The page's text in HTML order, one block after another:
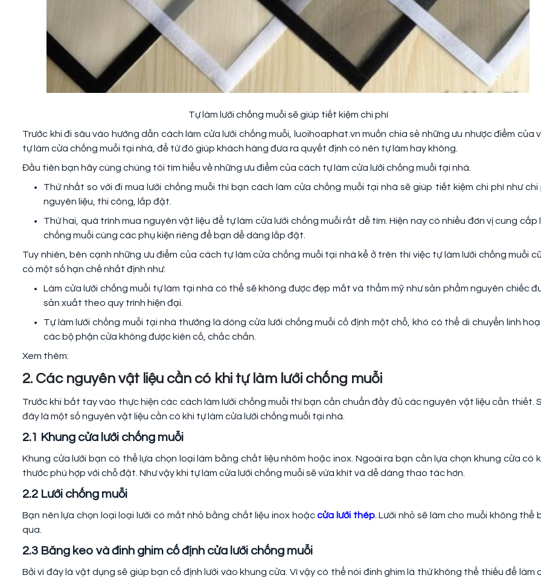
Tự làm lưới chống muỗi sẽ giúp tiết kiệm chi phí
Trước khi đi sâu vào hướng dẫn cách làm cửa lưới chống muỗi, luoihoaphat.vn muốn chia sẻ những ưu nhược điểm của
tự làm cửa chống muỗi tại nhà, để từ đó giúp khách hàng đưa ra quyết định có nên tự làm hay không.
Đầu tiên bạn hãy cùng chúng tôi tìm hiểu về những ưu điểm của cách tự làm cửa lưới chống muỗi tại nhà.
Thứ nhất so với đi mua lưới chống muỗi thì bạn cách làm cửa chống muỗi tại nhà sẽ giúp tiết kiệm chi phí như chi
nguyên liệu, thi công, lắp đặt.
Thứ hai, quá trình mua nguyên vật liệu để tự làm cửa lưới chống muỗi rất dễ tìm. Hiện nay có nhiều đơn vị cung cấp
chống muỗi cùng các phụ kiện riêng để bạn dễ dàng lắp đặt.
Tuy nhiên, bên cạnh những ưu điểm của cách tự làm cửa chống muỗi tại nhà kể ở trên thì việc tự làm lưới chống muỗi
có một số hạn chế nhất định như:
Làm cửa lưới chống muỗi tự làm tại nhà có thể sẽ không được đẹp mắt và thẩm mỹ như sản phẩm nguyên chiếc
sản xuất theo quy trình hiện đại.
Tự làm lưới chống muỗi tại nhà thường là dòng cửa lưới chống muỗi cố định một chỗ, khó có thể di chuyển linh
các bộ phận cửa không được kiên cố, chắc chắn.
Xem thêm:
2. Các nguyên vật liệu cần có khi tự làm lưới chống muỗi
Trước khi bắt tay vào thực hiện các cách làm lưới chống muỗi thì bạn cần chuẩn đầy đủ các nguyên vật liệu cần thiết.
đây là một số nguyên vật liệu cần có khi tự làm cửa lưới chống muỗi tại nhà.
2.1 Khung cửa lưới chống muỗi
Khung cửa lưới bạn có thể lựa chọn loại làm bằng chất liệu nhôm hoặc inox. Ngoài ra bạn cần lựa chọn khung cửa có
thước phù hợp với chỗ đặt. Như vậy khi tự làm cửa lưới chống muỗi sẽ vừa khít và dễ dàng thao tác hơn.
2.2 Lưới chống muỗi
Bạn nên lựa chọn loại loại lưới có mắt nhỏ bằng chất liệu inox hoặccửa lưới thép. Lưới nhỏ sẽ làm cho muỗi không thể
qua.
2.3 Băng keo và đinh ghim cố định cửa lưới chống muỗi
Bởi vì đây là vật dụng sẽ giúp bạn cố định lưới vào khung cửa. Vì vậy có thể nói đinh ghim là thứ không thể thiếu để làm